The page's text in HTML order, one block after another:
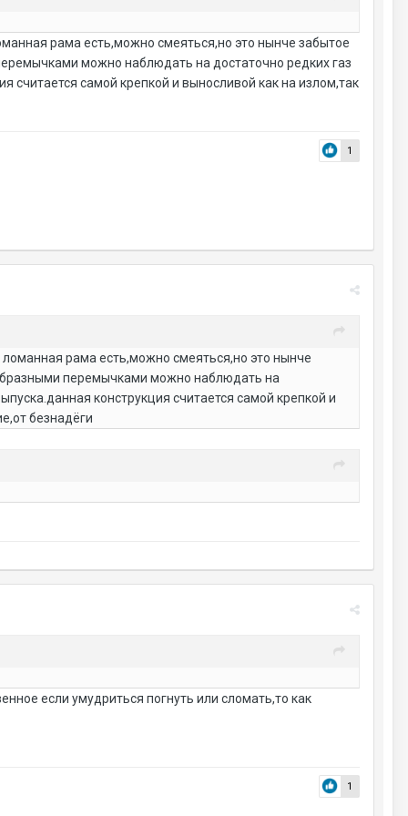
рама есть,можно смеяться,но это нынче забытое
можно наблюдать на достаточно редких газ
считается самой крепкой и выносливой как на излом,так
1
рама есть,можно смеяться,но это нынче
перемычками можно наблюдать на
конструкция считается самой крепкой и
безнадёги
если умудриться погнуть или сломать,то как
1